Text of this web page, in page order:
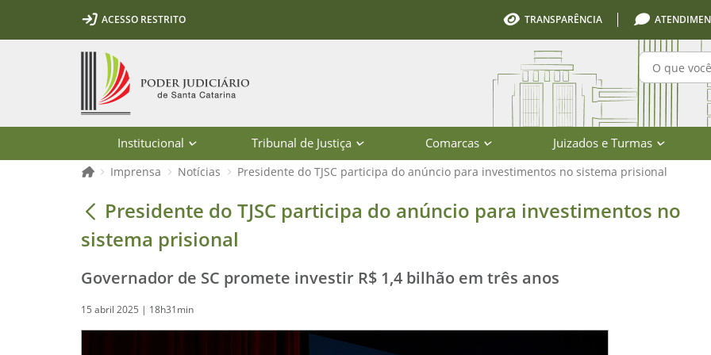
Ir para o conteúdo
Ir para a ferramenta de acessibilidade - Rybená
Ir para o menu principal
Ir para a pesquisa
Ir para o rodapé
Ir para a página inicialACESSO RESTRITO TRANSPARÊNCIA
Institucional Tribunal de Justiça Comarcas Juizados e Turmas
Página inicial
Imprensa Notícias Presidente do TJSC participa do anúncio para investimentos no sistema prisional
Presidente do TJSC participa do anúncio para investimentos no
Presidente do TJSC participa do anúncio para investimentos no
sistema prisional
Governador de SC promete investir R$ 1,4 bilhão em três anos
15 abril 2025 | 18h31min